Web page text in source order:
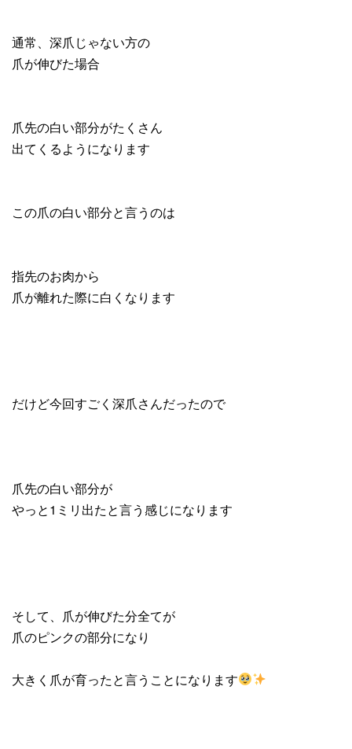
通常、深爪じゃない方の
爪が伸びた場合
爪先の白い部分がたくさん
出てくるようになります
この爪の白い部分と言うのは
指先のお肉から
爪が離れた際に白くなります
だけど今回すごく深爪さんだったので
爪先の白い部分が
やっと1ミリ出たと言う感じになります
そして、爪が伸びた分全てが
爪のピンクの部分になり
大きく爪が育ったと言うことになります